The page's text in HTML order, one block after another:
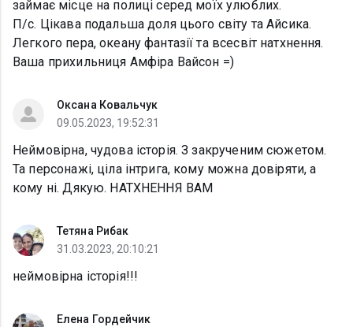
займає місце на полиці серед моїх улюблих.
П/с. Цікава подальша доля цього світу та Айсика.
Легкого пера, океану фантазії та всесвіт натхнення.
Ваша прихильниця Амфіра Вайсон =)
Оксана Ковальчук
09.05.2023, 19:52:31
Неймовірна, чудова історія. З закрученим сюжетом.
Та персонажі, ціла інтрига, кому можна довіряти, а
кому ні. Дякую. НАТХНЕННЯ ВАМ
Тетяна Рибак
31.03.2023, 20:10:21
неймовірна історія!!!
Елена Гордейчик